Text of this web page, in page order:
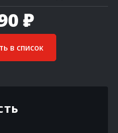
₽
в список